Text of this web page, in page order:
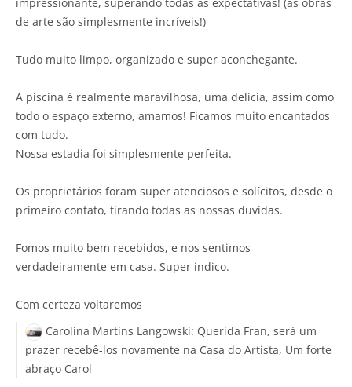
de arte são simplesmente incríveis!)
Tudo muito limpo, organizado e super aconchegante.
A piscina é realmente maravilhosa, uma delicia, assim como
todo o espaço externo, amamos! Ficamos muito encantados
com tudo.
Nossa estadia foi simplesmente perfeita.
Os proprietários foram super atenciosos e solícitos, desde o
primeiro contato, tirando todas as nossas duvidas.
Fomos muito bem recebidos, e nos sentimos
verdadeiramente em casa. Super indico.
Com certeza voltaremos
Carolina Martins Langowski: Querida Fran, será um
prazer recebê-los novamente na Casa do Artista, Um forte
abraço Carol